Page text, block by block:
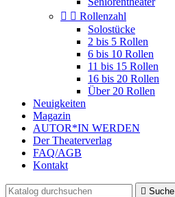
  Rollenzahl
Solostücke
2 bis 5 Rollen
6 bis 10 Rollen
11 bis 15 Rollen
16 bis 20 Rollen
Über 20 Rollen
Neuigkeiten
Magazin
AUTOR*IN WERDEN
Der Theaterverlag
FAQ/AGB
Kontakt
 Suche